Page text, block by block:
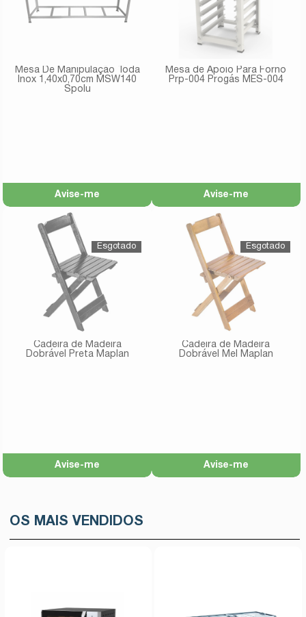
Mesa De Manipulação Toda
Inox 1,40x0,70cm MSW140
Spolu
Avise-me
Mesa de Apoio Para Forno
Prp-004 Progás MES-004
Avise-me
Cadeira de Madeira
Dobrável Preta Maplan
Avise-me
Cadeira de Madeira
Dobrável Mel Maplan
Avise-me
OS MAIS VENDIDOS